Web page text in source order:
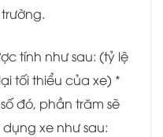
tính như sau: (tỷ lệ
tối thiểu của xe) *
đó, phần trăm sẽ
xe như sau: